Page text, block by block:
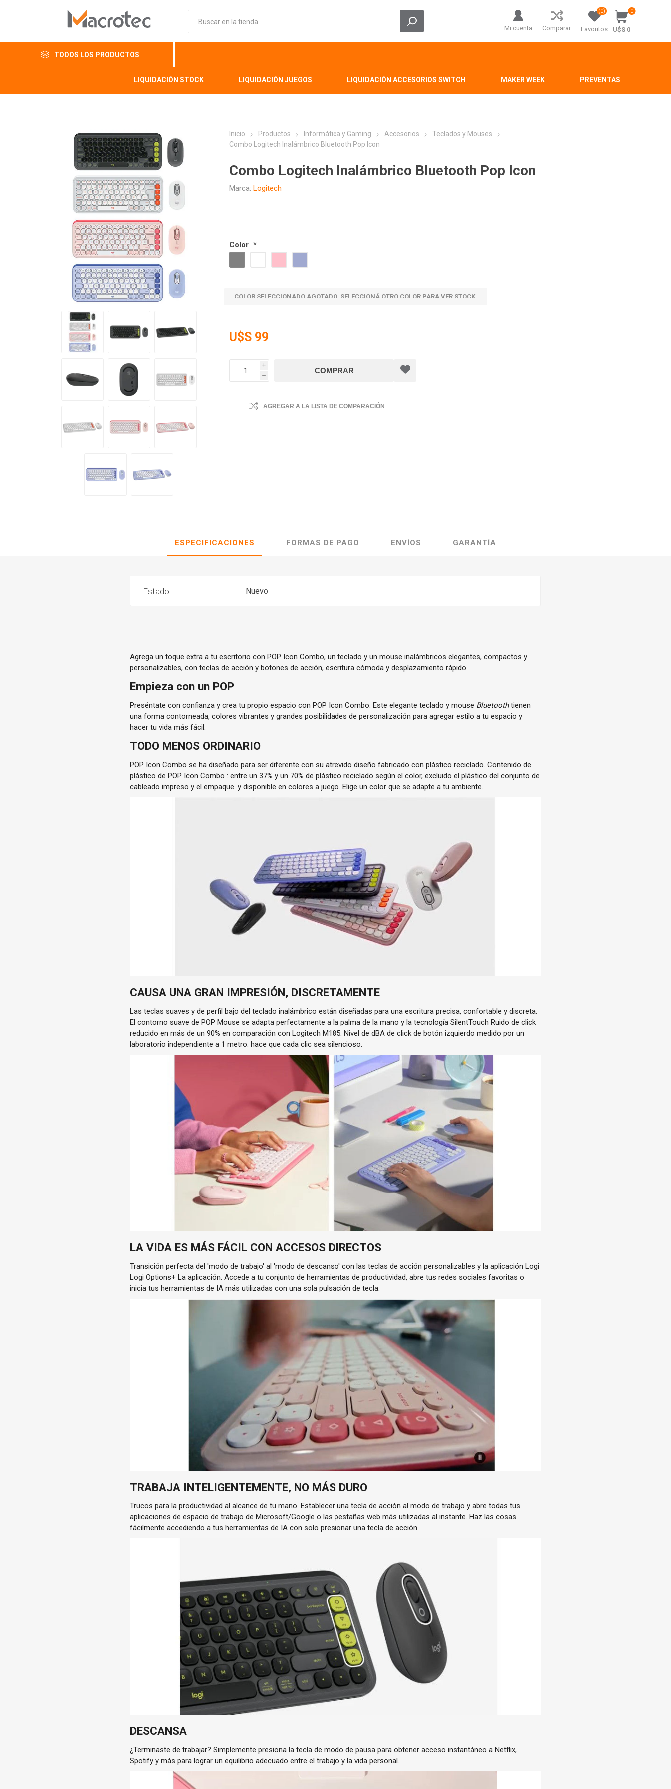
Mi cuenta Comparar Favoritos
(0) 0
U$S 0
TODOS LOS PRODUCTOS
LIQUIDACIÓN STOCK LIQUIDACIÓN JUEGOS LIQUIDACIÓN ACCESORIOS SWITCH MAKER WEEK PREVENTAS
Inicio Productos Informática y Gaming Accesorios
Teclados y Mouses
Combo Logitech Inalámbrico Bluetooth Pop Icon
Combo Logitech Inalámbrico Bluetooth Pop Icon
Marca: Logitech
Color *
COLOR SELECCIONADO AGOTADO. SELECCIONÁ OTRO COLOR PARA VER STOCK.
U$S 99
i
h
AGREGAR A LA LISTA DE COMPARACIÓN
ESPECIFICACIONES FORMAS DE PAGO ENVÍOS GARANTÍA
Estado Nuevo
Agrega un toque extra a tu escritorio con POP Icon Combo, un teclado y un mouse inalámbricos elegantes, compactos y
personalizables, con teclas de acción y botones de acción, escritura cómoda y desplazamiento rápido.
Empieza con un POP
Preséntate con confianza y crea tu propio espacio con POP Icon Combo. Este elegante teclado y mouse Bluetoothtienen
una forma contorneada, colores vibrantes y grandes posibilidades de personalización para agregar estilo a tu espacio y
hacer tu vida más fácil.
TODO MENOS ORDINARIO
POP Icon Combo se ha diseñado para ser diferente con su atrevido diseño fabricado con plástico reciclado.Contenido de
plástico de POP Icon Combo : entre un 37% y un 70% de plástico reciclado según el color, excluido el plástico del conjunto de
cableado impreso y el empaque. y disponible en colores a juego. Elige un color que se adapte a tu ambiente.
CAUSA UNA GRAN IMPRESIÓN, DISCRETAMENTE
Las teclas suaves y de perfil bajo del teclado inalámbrico están diseñadas para una escritura precisa, confortable y discreta.
El contorno suave de POP Mouse se adapta perfectamente a la palma de la mano y la tecnología SilentTouchRuido de click
reducido en más de un 90% en comparación con Logitech M185. Nivel de dBA de click de botón izquierdo medido por un
laboratorio independiente a 1 metro. hace que cada clic sea silencioso.
LA VIDA ES MÁS FÁCIL CON ACCESOS DIRECTOS
Transición perfecta del 'modo de trabajo' al 'modo de descanso' con las teclas de acción personalizables y la aplicación Logi
Logi Options+ La aplicación. Accede a tu conjunto de herramientas de productividad, abre tus redes sociales favoritas o
inicia tus herramientas de IA más utilizadas con una sola pulsación de tecla.
TRABAJA INTELIGENTEMENTE, NO MÁS DURO
Trucos para la productividad al alcance de tu mano. Establecer una tecla de acción al modo de trabajo y abre todas tus
aplicaciones de espacio de trabajo de Microsoft/Google o las pestañas web más utilizadas al instante. Haz las cosas
fácilmente accediendo a tus herramientas de IA con solo presionar una tecla de acción.
DESCANSA
¿Terminaste de trabajar? Simplemente presiona la tecla de modo de pausa para obtener acceso instantáneo a Netflix,
Spotify y más para lograr un equilibrio adecuado entre el trabajo y la vida personal.